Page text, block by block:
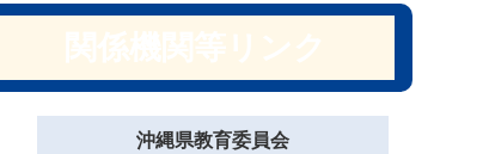
沖縄県教育委員会